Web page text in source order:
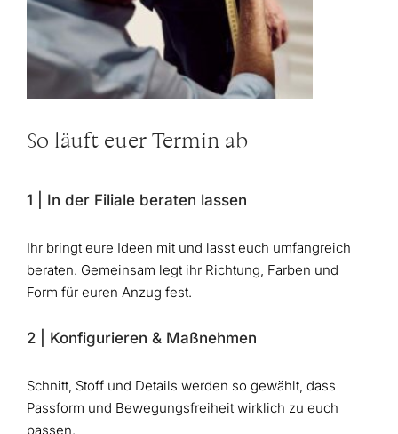
So läuft euer Termin ab
1 | In der Filiale beraten lassen
Ihr bringt eure Ideen mit und lasst euch umfangreich
beraten. Gemeinsam legt ihr Richtung, Farben und
Form für euren Anzug fest.
2 | Konfigurieren & Maßnehmen
Schnitt, Stoff und Details werden so gewählt, dass
Passform und Bewegungsfreiheit wirklich zu euch
passen.